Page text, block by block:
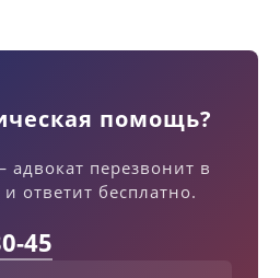
помощь?
адвокат перезвонит в
ответит бесплатно.
45